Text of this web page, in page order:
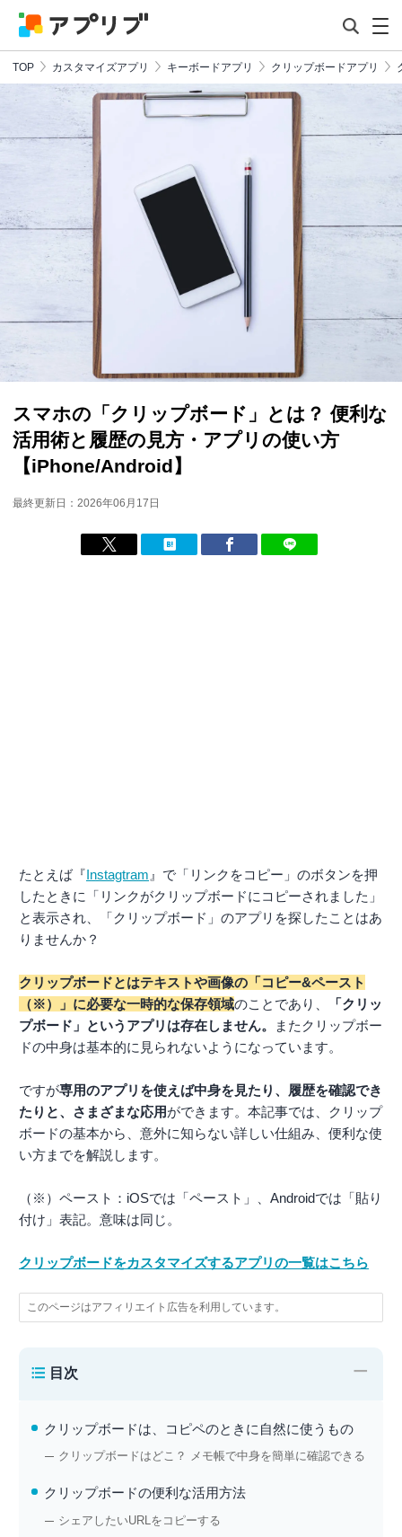
TOP カスタマイズアプリ キーボードアプリ クリップボードアプリ
スマホの「クリップボード」とは？ 便利な
活用術と履歴の見方・アプリの使い方
【iPhone/Android】
最終更新日：2026年06月17日
たとえば『Instagtram 』で「リンクをコピー」のボタンを押
したときに「リンクがクリップボードにコピーされました」
と表示され、「クリップボード」のアプリを探したことはあ
りませんか？
クリップボードとはテキストや画像の「コピー&ペースト
（※）」に必要な一時的な保存領域のことであり、
「クリッ
プボード」というアプリは存在しません。
またクリップボー
ドの中身は基本的に見られないようになっています。
ですが専用のアプリを使えば中身を見たり、履歴を確認でき
たりと、さまざまな応用ができます。本記事では、クリップ
ボードの基本から、意外に知らない詳しい仕組み、便利な使
い方までを解説します。
（※）ペースト：iOSでは「ペースト」、Androidでは「貼り
付け」表記。意味は同じ。
クリップボードをカスタマイズするアプリの一覧はこちら
このページはアフィリエイト広告を利用しています。
目次 −
クリップボードは、コピペのときに自然に使うもの
クリップボードはどこ？ メモ帳で中身を簡単に確認できる
クリップボードの便利な活用方法
シェアしたいURLをコピーする